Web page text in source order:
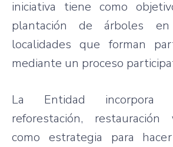
iniciativa tiene como
plantación de árboles
localidades que forman
mediante un proceso
La Entidad incorpora
reforestación, restauración
como estrategia para